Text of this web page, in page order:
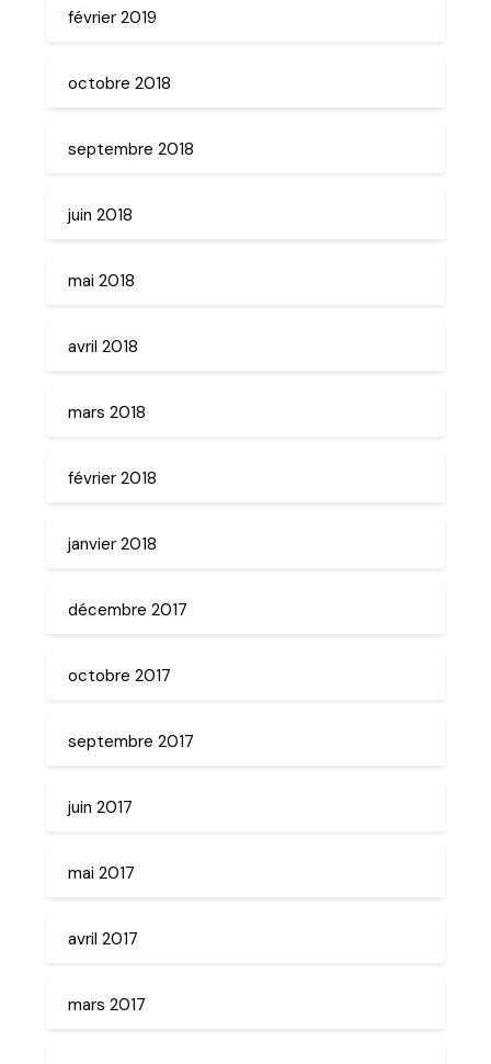
février 2019
octobre 2018
septembre 2018
juin 2018
mai 2018
avril 2018
mars 2018
février 2018
janvier 2018
décembre 2017
octobre 2017
septembre 2017
juin 2017
mai 2017
avril 2017
mars 2017